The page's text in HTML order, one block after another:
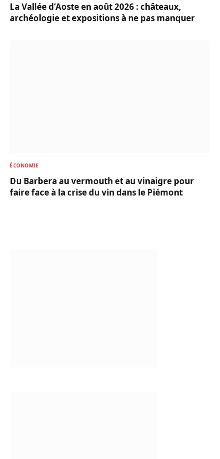
La Vallée d’Aoste en août 2026 : châteaux,
archéologie et expositions à ne pas manquer
ÉCONOMIE
Du Barbera au vermouth et au vinaigre pour
faire face à la crise du vin dans le Piémont